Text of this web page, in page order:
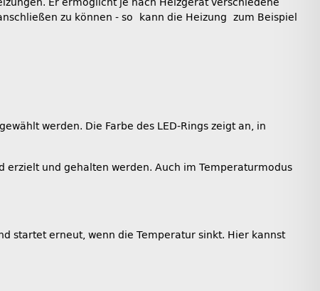
Er ermöglicht je nach Heizgerät verschiedene
zu können - so kann die Heizung zum Beispiel
werden. Die Farbe des LED-Rings zeigt an, in
und gehalten werden. Auch im Temperaturmodus
startet erneut, wenn die Temperatur sinkt. Hier kannst